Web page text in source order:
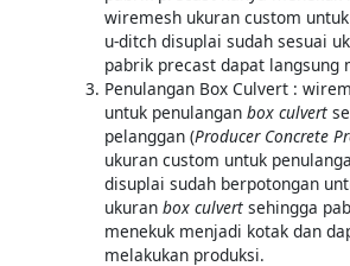
wiremesh ukuran custom
u-ditch disuplai sudah sesuai
pabrik precast dapat langsung
Penulangan Box Culvert :
untuk penulanganbox culvert
pelanggan (Producer Concrete
ukuran custom untuk
disuplai sudah berpotongan
ukuranbox culvert sehingga
menekuk menjadi kotak dan
melakukan produksi.